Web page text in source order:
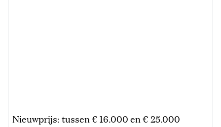
Nieuwprijs: tussen € 16.000 en € 25.000